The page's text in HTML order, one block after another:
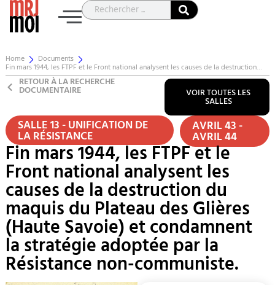
Home Documents
Fin mars 1944, les FTPF et le Front national analysent les causes de la destruction…
RETOUR À LA RECHERCHE
DOCUMENTAIRE VOIR TOUTES LES
SALLES
SALLE 13 - UNIFICATION DE
LA RÉSISTANCE AVRIL 43 -
AVRIL 44
Fin mars 1944, les FTPF et le
Front national analysent les
causes de la destruction du
maquis du Plateau des Glières
(Haute Savoie) et condamnent
la stratégie adoptée par la
Résistance non-communiste.